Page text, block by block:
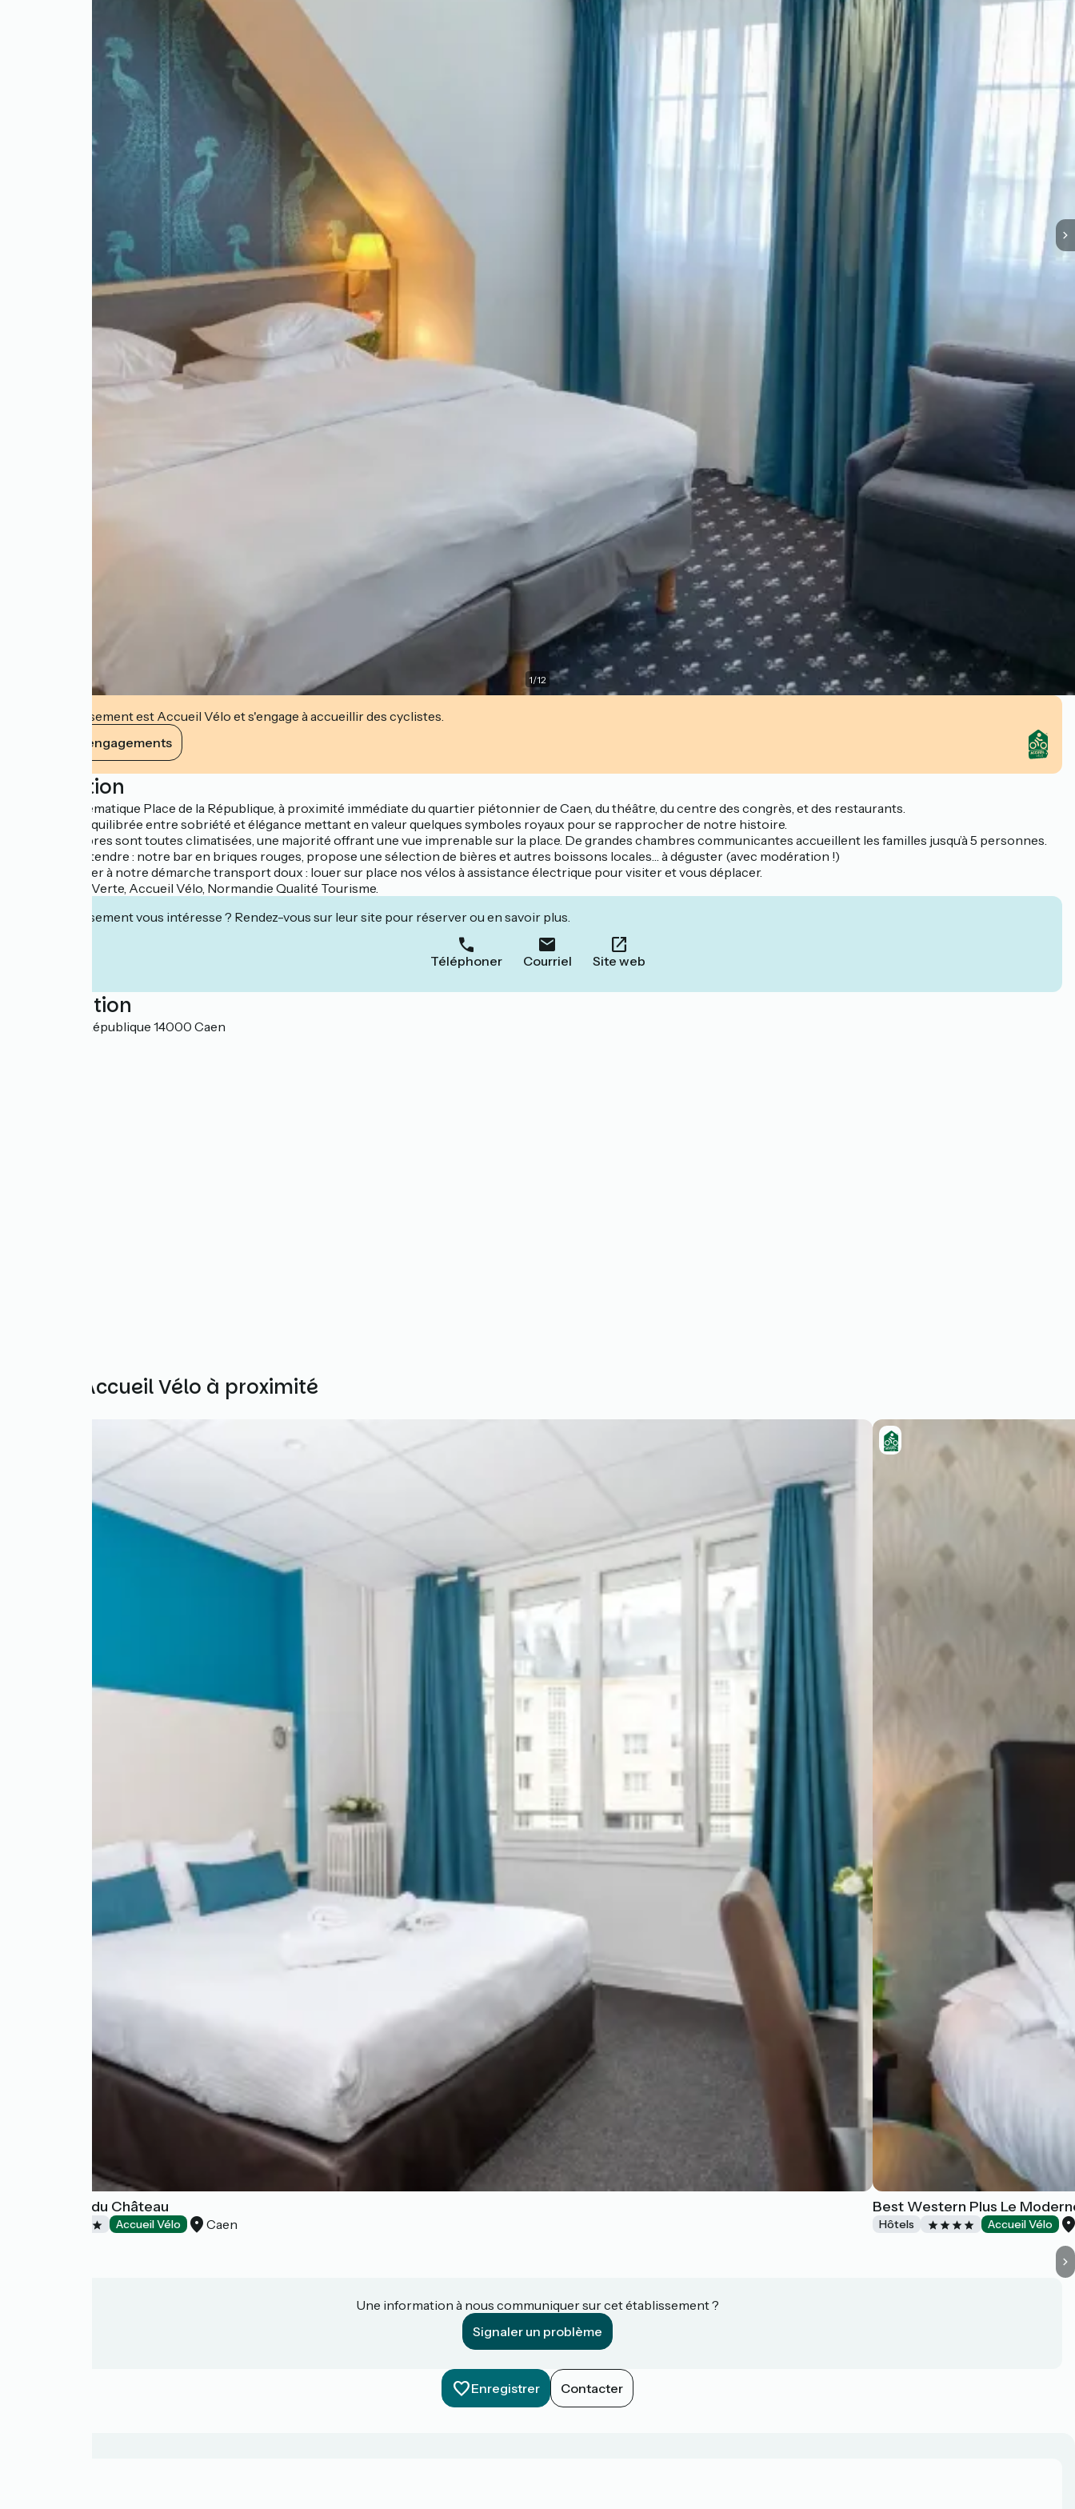
1/12
Cet établissement est Accueil Vélo et s'engage à accueillir des cyclistes.
Voir ses engagements
Description
Face à l’emblématique Place de la République, à proximité immédiate du quartier piétonnier de Caen, du théâtre, du centre des congrès, et des restaurants.
Décoration équilibrée entre sobriété et élégance mettant en valeur quelques symboles royaux pour se rapprocher de notre histoire.
Les 47 chambres sont toutes climatisées, une majorité offrant une vue imprenable sur la place. De grandes chambres communicantes accueillent les familles jusqu’à 5 personnes.
Pour vous détendre : notre bar en briques rouges, propose une sélection de bières et autres boissons locales… à déguster (avec modération !)
Pour participer à notre démarche transport doux : louer sur place nos vélos à assistance électrique pour visiter et vous déplacer.
Labélisé Clef Verte, Accueil Vélo, Normandie Qualité Tourisme.
Cet établissement vous intéresse ? Rendez-vous sur leur site pour réserver ou en savoir plus.
Téléphoner Courriel Site web
Localisation
1 Place de la République 14000 Caen
Autres Accueil Vélo à proximité
Logis Hôtel du Château
Accueil Vélo Caen
Best Western Plus Le
Hôtels Accueil Vélo
Une information à nous communiquer sur cet établissement ?
Signaler un problème
Enregistrer Contacter